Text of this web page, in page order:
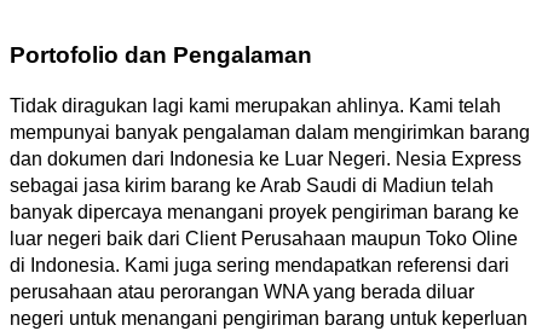
Portofolio dan Pengalaman
Tidak diragukan lagi kami merupakan ahlinya. Kami telah
mempunyai banyak pengalaman dalam mengirimkan barang
dan dokumen dari Indonesia ke Luar Negeri. Nesia Express
sebagai jasa kirim barang ke Arab Saudi di Madiun telah
banyak dipercaya menangani proyek pengiriman barang ke
luar negeri baik dari Client Perusahaan maupun Toko Oline
di Indonesia. Kami juga sering mendapatkan referensi dari
perusahaan atau perorangan WNA yang berada diluar
negeri untuk menangani pengiriman barang untuk keperluan